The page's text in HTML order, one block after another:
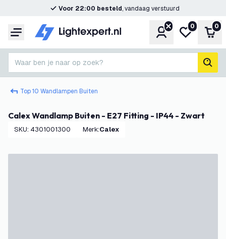
Voor 22:00 besteld, vandaag verstuurd
Menu Account
Mijn
0 0
Waar ben je naar op zoek?
Top 10 Wandlampen Buiten
Calex Wandlamp Buiten - E27 Fitting - IP44 - Zwart
SKU: 4301001300 Merk: Calex